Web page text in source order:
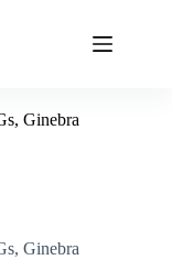
Ginebra
Ginebra